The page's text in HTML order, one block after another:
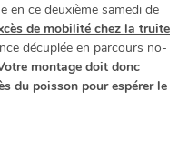
en ce deuxième samedi de
de mobilité chez la truite
décuplée en parcours no-
montage doit donc
du poisson pour espérer le